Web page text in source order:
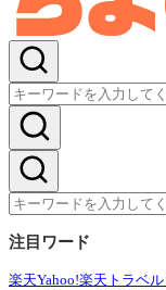
注目ワード
楽天Yahoo!楽天トラベル